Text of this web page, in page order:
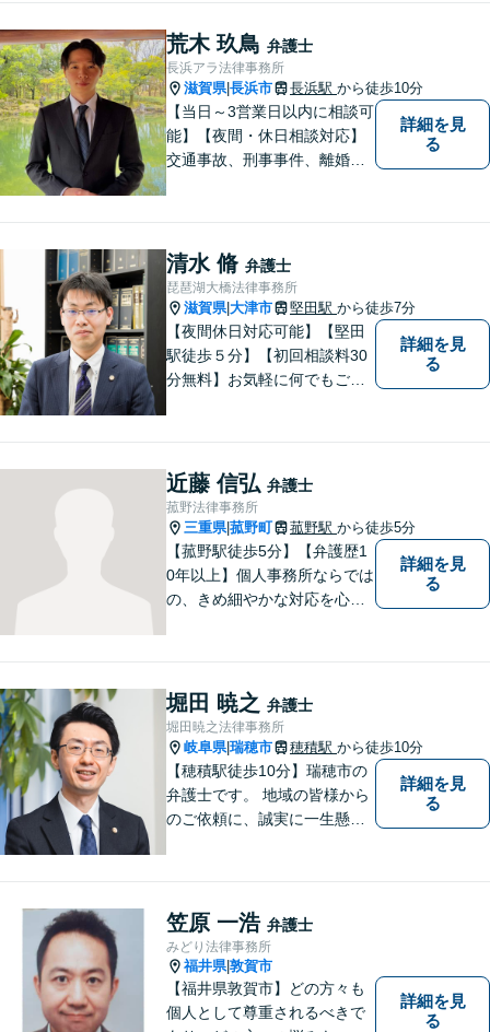
荒木 玖鳥 弁護士
長浜アラ法律事務所
滋賀県|長浜市 長浜駅 から徒歩10分
【当日～3営業日以内に相談可
能】【夜間・休日相談対応】
交通事故、刑事事件、離婚・
詳細を見
る
清水 脩 弁護士
琵琶湖大橋法律事務所
滋賀県|大津市 堅田駅 から徒歩7分
【夜間休日対応可能】【堅田
駅徒歩５分】【初回相談料30
分無料】お気軽に何でもご相
詳細を見
る
近藤 信弘 弁護士
菰野法律事務所
三重県|菰野町 菰野駅 から徒歩5分
【菰野駅徒歩5分】【弁護歴1
0年以上】個人事務所ならでは
の、きめ細やかな対応を心が
行います！【完全個室】
詳細を見
る
堀田 暁之 弁護士
堀田暁之法律事務所
岐阜県|瑞穂市 穂積駅 から徒歩10分
【穂積駅徒歩10分】瑞穂市の
弁護士です。 地域の皆様から
のご依頼に、誠実に一生懸命
はじめとする民事事件に対応
してきました。お気軽にお電
話ください【駐車場完備】
詳細を見
る
笠原 一浩 弁護士
みどり法律事務所
福井県|敦賀市
【福井県敦賀市】どの方々も
個人として尊重されるべきで
詳細を見
る